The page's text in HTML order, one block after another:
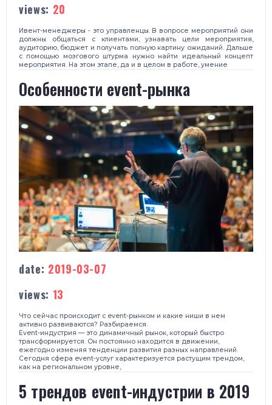
views: 20
Ивент-менеджеры - это управленцы. В вопросе мероприятий они
должны общаться с клиентами, узнавать цели мероприятия,
аудиторию, бюджет и получать полную картину ожиданий. Дальше
с помощью мозгового штурма нужно найти идеальный концепт
мероприятия. На этом этапе, да и в целом в работе, умение
Особенности event-рынка
date: 2019-03-07
views: 13
Что сейчас происходит с event-рынком и какие ниши в нем
активно развиваются? Разбираемся.
Event-индустрия — это динамичный рынок, который быстро
трансформируется. Он постоянно находится в движении,
ежегодно изменяя тенденции развития разных направлений.
Сегодня сфера event-услуг характеризуется растущим трендом,
как на региональном уровне,
5 трендов event-индустрии в 2019